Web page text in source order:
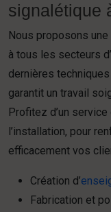
signalétique
Nous proposons
à tous les secteurs
dernières
garantit un travail
Profitez d’un
l’installation, pour
efficacement vos
Création d’
Fabrication et